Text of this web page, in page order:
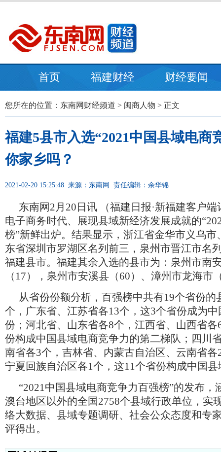
首页 福建财经 财经要闻
您所在的位置： 东南网财经频道 > 闽商人物 > 正文
福建5县市入选“2021中国县域电商
你家乡吗？
2021-02-20 15:25:48 来源：东南网 责任编辑：余华锦
东南网2月20日讯 （福建日报·新福建客户
电子商务时代、展现县域新经济发展成就的
榜”新鲜出炉。结果显示，浙江省金华市义乌
东省深圳市罗湖区名列前三，泉州市晋江市名
福建县市。福建其余入选的县市为：泉州市南
（17），泉州市安溪县（60）、漳州市龙海市
从省份份额分析，百强榜中共有19个省份的
个，广东省、江苏省各13个，这3个省份成为
份；河北省、山东省各8个，江西省、山西省
份构成中国县域电商竞争力的第二梯队；四川
南省各3个，吉林省、内蒙古自治区、云南省
宁夏回族自治区各1个，这11个省份构成中国
“2021中国县域电商竞争力百强榜”的发布
澳台地区以外的全国2758个县域行政单位，实
络大数据、县域专题调研、社会公众态度和专
评得出。